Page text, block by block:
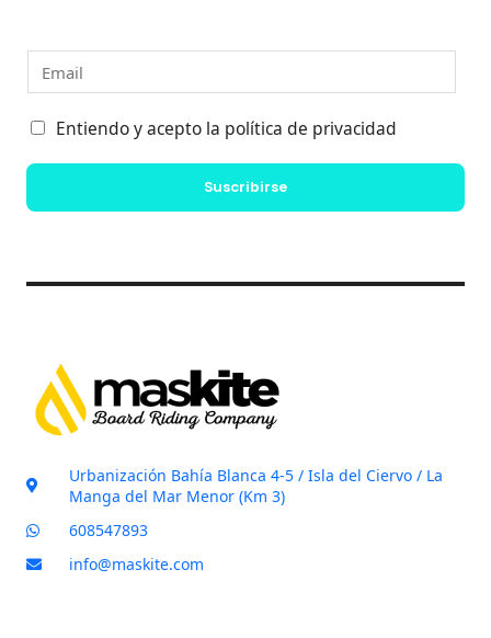
m
a
i
l
C
i
a
e
f
i
a
Entiendo y acepto la política de privacidad
Suscribirse
Urbanización Bahía Blanca 4-5 / Isla del Ciervo / La
Manga del Mar Menor (Km 3)
608547893
info@maskite.com